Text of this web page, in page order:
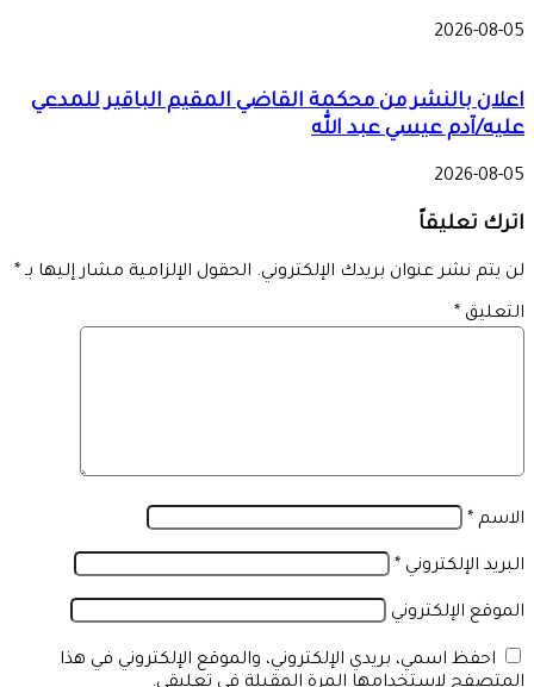
2026-08-05
اعلان بالنشر من محكمة القاضي المقيم الباقير للمدعي
عليه/آدم عيسي عبد الله
2026-08-05
اترك تعليقاً
لن يتم نشر عنوان بريدك الإلكتروني. الحقول الإلزامية مشار إليها بـ *
التعليق *
الاسم *
البريد الإلكتروني *
الموقع الإلكتروني
احفظ اسمي، بريدي الإلكتروني، والموقع الإلكتروني في هذا
المتصفح لاستخدامها المرة المقبلة في تعليقي.